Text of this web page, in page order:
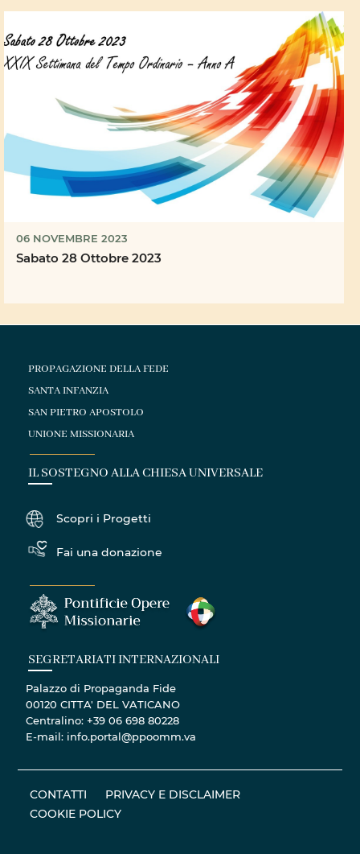
06 NOVEMBRE 2023
Sabato 28 Ottobre 2023
PROPAGAZIONE DELLA FEDE
SANTA INFANZIA
SAN PIETRO APOSTOLO
UNIONE MISSIONARIA
IL SOSTEGNO ALLA CHIESA UNIVERSALE
Scopri i Progetti
Fai una donazione
SEGRETARIATI INTERNAZIONALI
Palazzo di Propaganda Fide
00120 CITTA' DEL VATICANO
Centralino: +39 06 698 80228
E-mail: info.portal@ppoomm.va
CONTATTI
PRIVACY E DISCLAIMER
COOKIE POLICY